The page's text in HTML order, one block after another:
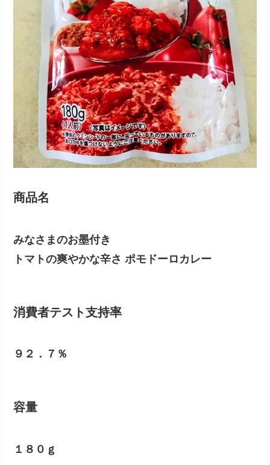
商品名
みなさまのお墨付き
トマトの爽やかな辛さ ポモドーロカレー
消費者テスト支持率
９２．７％
容量
１８０ｇ